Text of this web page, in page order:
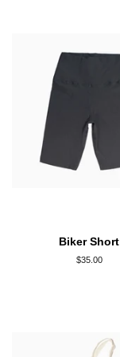
Biker Short
Prix
$35.00